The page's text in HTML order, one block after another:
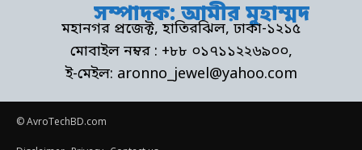
সম্পাদক: আমীর মুহাম্মদ
মহানগর প্রজেক্ট, হাতিরঝিল, ঢাকা-১২১৫
মোবাইল নম্বর : +৮৮ ০১৭১১২২৬৯০০,
ই-মেইল: aronno_jewel@yahoo.com
© AvroTechBD.com